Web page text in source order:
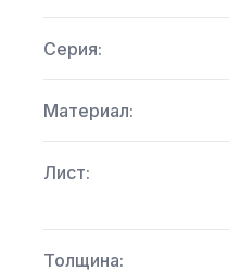
Серия:
Материал:
Лист:
Толщина: